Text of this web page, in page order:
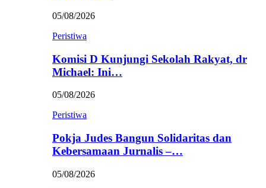
05/08/2026
Peristiwa
Komisi D Kunjungi Sekolah Rakyat, dr
Michael: Ini…
05/08/2026
Peristiwa
Pokja Judes Bangun Solidaritas dan
Kebersamaan Jurnalis –…
05/08/2026